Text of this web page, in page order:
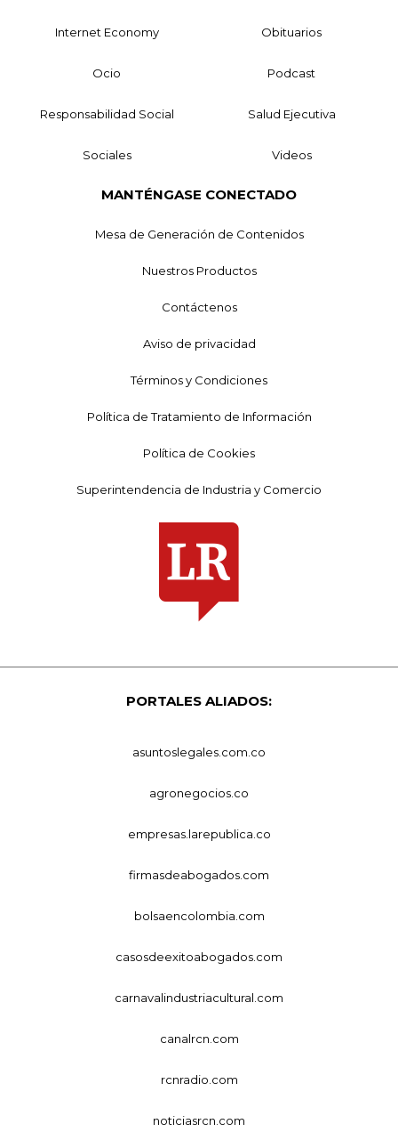
Internet Economy Obituarios
Ocio Podcast
Responsabilidad Social Salud Ejecutiva
Sociales Videos
MANTÉNGASE CONECTADO
Mesa de Generación de Contenidos
Nuestros Productos
Contáctenos
Aviso de privacidad
Términos y Condiciones
Política de Tratamiento de Información
Política de Cookies
Superintendencia de Industria y Comercio
PORTALES ALIADOS:
asuntoslegales.com.co
agronegocios.co
empresas.larepublica.co
firmasdeabogados.com
bolsaencolombia.com
casosdeexitoabogados.com
carnavalindustriacultural.com
canalrcn.com
rcnradio.com
noticiasrcn.com